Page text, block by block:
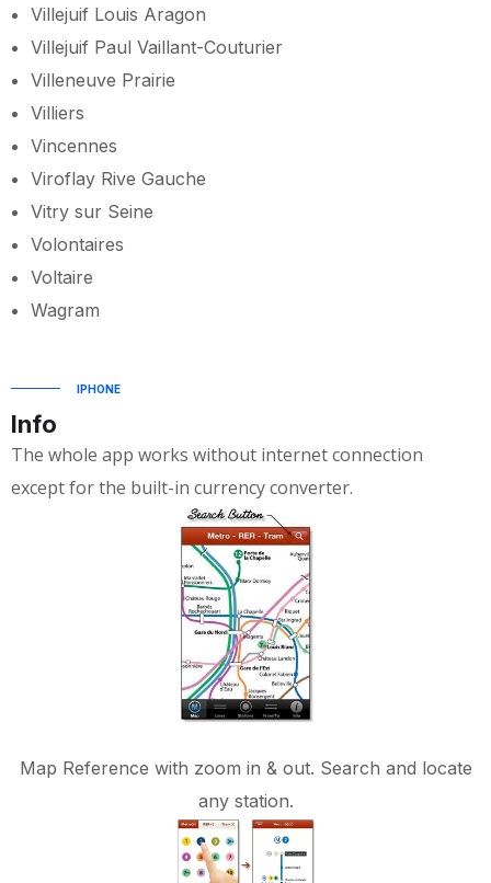
Villejuif Louis Aragon
Villejuif Paul Vaillant-Couturier
Villeneuve Prairie
Villiers
Vincennes
Viroflay Rive Gauche
Vitry sur Seine
Volontaires
Voltaire
Wagram
IPHONE
Info
The whole app works without internet connection
except for the built-in currency converter.
Map Reference with zoom in & out. Search and locate
any station.